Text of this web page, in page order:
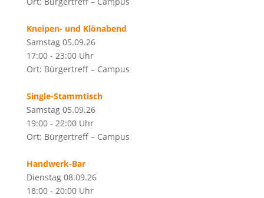
Kneipen- und Klönabend
Samstag 05.09.26
17:00 - 23:00 Uhr
Ort: Bürgertreff – Campus
Single-Stammtisch
Samstag 05.09.26
19:00 - 22:00 Uhr
Ort: Bürgertreff – Campus
Handwerk-Bar
Dienstag 08.09.26
18:00 - 20:00 Uhr